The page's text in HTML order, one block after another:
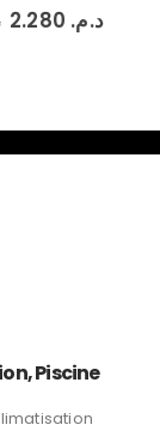
د.م.2.280
Piscine